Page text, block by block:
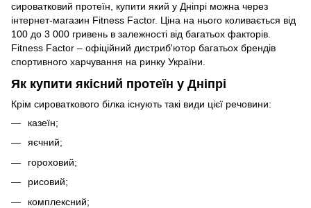
сироватковий протеїн, купити який у Дніпрі можна через
інтернет-магазин Fitness Factor. Ціна на нього коливається від
100 до 3 000 гривень в залежності від багатьох факторів.
Fitness Factor – офіційний дистриб'ютор багатьох брендів
спортивного харчування на ринку України.
Як купити якісний протеїн у Дніпрі
Крім сироваткового білка існують такі види цієї речовини:
казеїн;
яєчний;
гороховий;
рисовий;
комплексний;